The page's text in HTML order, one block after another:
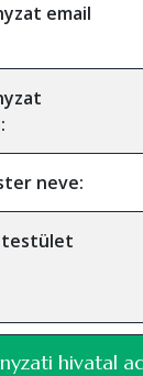
email
neve:
testület
hivatal